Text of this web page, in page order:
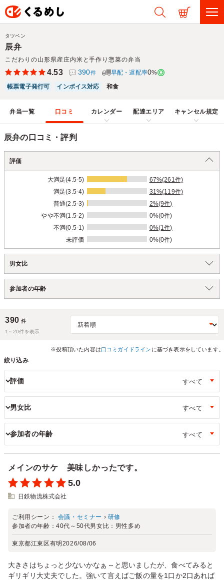
辰弁
こだわりの山形県産庄内米と手作り惣菜の弁当
タツベン
4.53 390件 早配・遅配率0%
帳票電子発行可
インボイス対応 和食
弁当一覧 口コミ カレンダー 配達エリア キャンセル規定
辰弁の口コミ・評判
評価
大満足(4.5-5)
67%(261件)
満足(3.5-4)
31%(119件)
普通(2.5-3)
2%(9件)
やや不満(1.5-2)
0%(0件)
不満(0.5-1)
0%(1件)
未評価
0%(0件)
男女比
参加者の年齢
390 件
1～20件を表示
※投稿頂いた内容は口コミガイドライン に基づき表示をしています。
絞り込み
評価
男女比
参加者の年齢
メインのサケ 美味しかったです。
5.0
日鉄物流株式会社
ご利用シーン： 会議・セミナー › 研修
参加者の年齢：40代～50代男女比： 男性多め
東京都江東区有明 2026/08/06
大きさはちょっと少ないかなぁ～と思いましたが、食べてみると
ギリギリ大丈夫でした。強いて言えばご飯の量を1口か2口あれば